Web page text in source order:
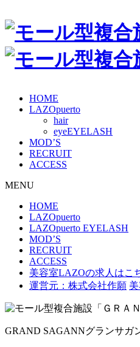
HOME
LAZOpuerto
hair
eye
MOD’S
RECRUIT
ACCESS
MENU
HOME
LAZOpuerto
LAZOpuerto EYELASH
MOD’S
RECRUIT
ACCESS
美容室LAZOの求人はこ
運営元：株式会社作願
GRAND SAGANNグランサガ